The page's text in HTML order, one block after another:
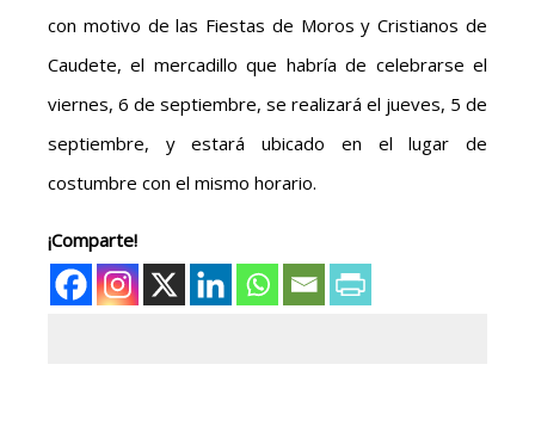
con motivo de las Fiestas de Moros y Cristianos de
Caudete, el mercadillo que habría de celebrarse el
viernes, 6 de septiembre, se realizará el jueves, 5 de
septiembre, y estará ubicado en el lugar de
costumbre con el mismo horario.
¡Comparte!